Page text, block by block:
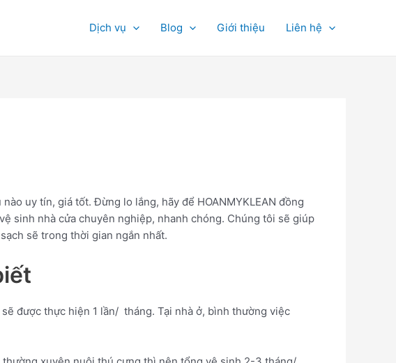
Dịch vụ Blog Giới thiệu Liên hệ
uy tín, giá tốt. Đừng lo lắng, hãy để HOANMYKLEAN đồng
sinh nhà cửa chuyên nghiệp, nhanh chóng. Chúng tôi sẽ giúp
sẽ trong thời gian ngắn nhất.
được thực hiện 1 lần/ tháng. Tại nhà ở, bình thường việc